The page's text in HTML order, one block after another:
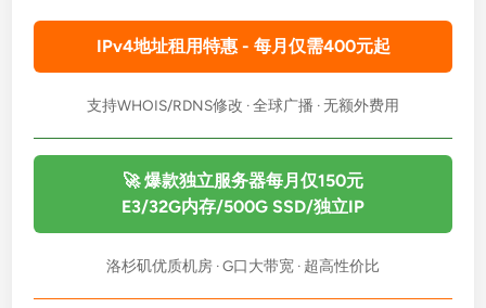
IPv4地址租用特惠 - 每月仅需400元起
支持WHOIS/RDNS修改 · 全球广播 · 无额外费用
🚀 爆款独立服务器每月仅150元
E3/32G内存/500G SSD/独立IP
洛杉矶优质机房 · G口大带宽 · 超高性价比